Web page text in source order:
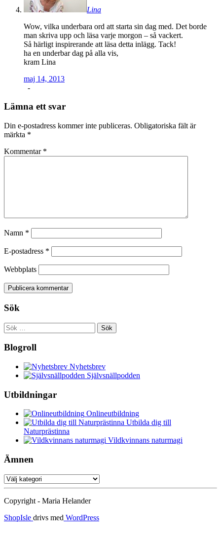
Lina
Wow, vilka underbara ord att starta sin dag med. Det borde
man skriva upp och läsa varje morgon – så vackert.
Så härligt inspirerande att läsa detta inlägg. Tack!
ha en underbar dag på alla vis,
kram Lina
maj 14, 2013
-
Lämna ett svar
Din e-postadress kommer inte publiceras. Obligatoriska fält är
märkta *
Kommentar *
Namn *
E-postadress *
Webbplats
Sök
Sök
efter:
Blogroll
Nyhetsbrev
Självsnällpodden
Utbildningar
Onlineutbildning
Utbilda dig till
Naturprästinna
Vildkvinnans naturmagi
Ämnen
Ämnen
Copyright - Maria Helander
ShopIsle drivs med WordPress